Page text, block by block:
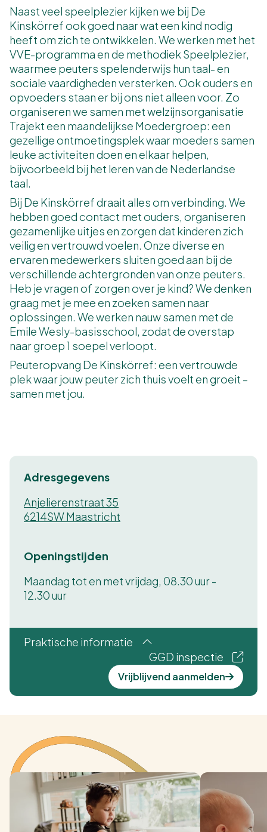
Naast veel speelplezier kijken we bij De
Kinskörref ook goed naar wat een kind nodig
heeft om zich te ontwikkelen. We werken met het
VVE-programma en de methodiek Speelplezier,
waarmee peuters spelenderwijs hun taal- en
sociale vaardigheden versterken. Ook ouders en
opvoeders staan er bij ons niet alleen voor. Zo
organiseren we samen met welzijnsorganisatie
Trajekt een maandelijkse Moedergroep: een
gezellige ontmoetingsplek waar moeders samen
leuke activiteiten doen en elkaar helpen,
bijvoorbeeld bij het leren van de Nederlandse
taal.
Bij De Kinskörref draait alles om verbinding. We
hebben goed contact met ouders, organiseren
gezamenlijke uitjes en zorgen dat kinderen zich
veilig en vertrouwd voelen. Onze diverse en
ervaren medewerkers sluiten goed aan bij de
verschillende achtergronden van onze peuters.
Heb je vragen of zorgen over je kind? We denken
graag met je mee en zoeken samen naar
oplossingen. We werken nauw samen met de
Emile Wesly-basisschool, zodat de overstap
naar groep 1 soepel verloopt.
Peuteropvang De Kinskörref: een vertrouwde
plek waar jouw peuter zich thuis voelt en groeit –
samen met jou.
Adresgegevens
Anjelierenstraat 35
6214SW Maastricht
Openingstijden
Maandag tot en met vrijdag, 08.30 uur -
12.30 uur
Praktische informatie
GGD inspectie
Vrijblijvend aanmelden